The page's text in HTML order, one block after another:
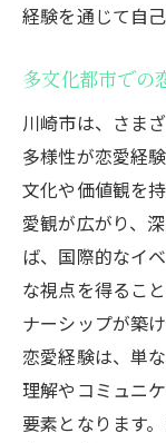
経験を通じて自
多文化都市での
川崎市は、さま
多様性が恋愛経
文化や価値観を
愛観が広がり、
ば、国際的なイ
な視点を得るこ
ナーシップが築
恋愛経験は、単
理解やコミュニ
要素となります